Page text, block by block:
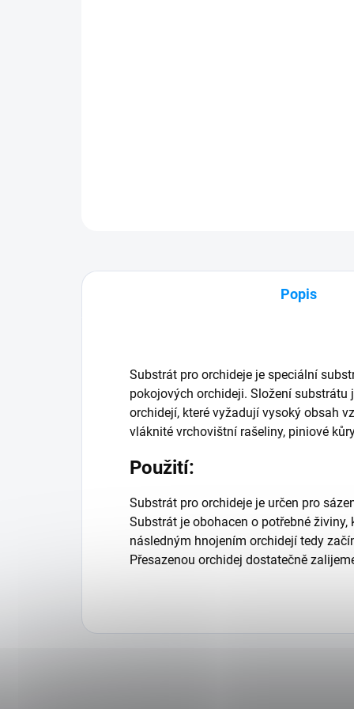
Popis
Substrát pro orchideje je speciální
pokojových orchideji. Složení substrátu
orchidejí, které vyžadují vysoký obsah
vláknité vrchovištní rašeliny, piniové
Použití:
Substrát pro orchideje je určen pro
Substrát je obohacen o potřebné
následným hnojením orchidejí tedy
Přesazenou orchidej dostatečně